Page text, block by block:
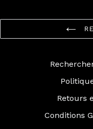
Retours
Conditions